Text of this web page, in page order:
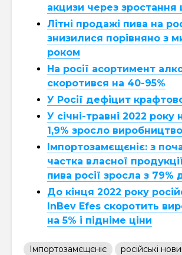
акцизи через зростання
Літні продажі пива на
знизилися порівняно з
роком
На росії асортимент
скоротився на 40-95%
У Росії дефіцит
У січні-травні 2022 року
1,9% зросло
Імпортозамєщєніє: з
частка власної
пива росії зросла з 79%
До кінця 2022 року
InBev Efes скоротить
на 5% і підніме ціни
Імпортозамєщєніє російські